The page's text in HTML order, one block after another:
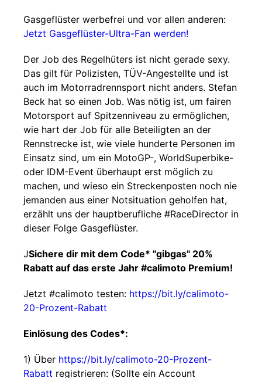
Gasgeflüster werbefrei und vor allen anderen:
Jetzt Gasgeflüster-Ultra-Fan werden!
Der Job des Regelhüters ist nicht gerade sexy.
Das gilt für Polizisten, TÜV-Angestellte und ist
auch im Motorradrennsport nicht anders. Stefan
Beck hat so einen Job. Was nötig ist, um fairen
Motorsport auf Spitzenniveau zu ermöglichen,
wie hart der Job für alle Beteiligten an der
Rennstrecke ist, wie viele hunderte Personen im
Einsatz sind, um ein MotoGP-, WorldSuperbike-
oder IDM-Event überhaupt erst möglich zu
machen, und wieso ein Streckenposten noch nie
jemanden aus einer Notsituation geholfen hat,
erzählt uns der hauptberufliche #RaceDirector in
dieser Folge Gasgeflüster.
JSichere dir mit dem Code* "gibgas" 20%
Rabatt auf das erste Jahr #calimoto Premium!
Jetzt #calimoto testen: https://bit.ly/calimoto-
20-Prozent-Rabatt
Einlösung des Codes*:
1) Über https://bit.ly/calimoto-20-Prozent-
Rabatt registrieren: (Sollte ein Account